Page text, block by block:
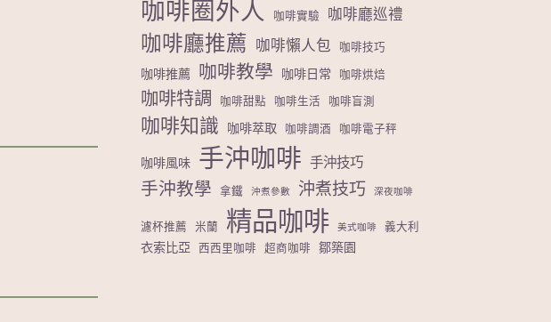
咖啡圈外人 咖啡實驗 咖啡廳巡禮
咖啡廳推薦 咖啡懶人包 咖啡技巧
咖啡推薦 咖啡教學 咖啡日常 咖啡烘焙
咖啡特調 咖啡甜點 咖啡生活 咖啡盲測
咖啡知識 咖啡萃取 咖啡調酒 咖啡電子秤
咖啡風味 手沖咖啡 手沖技巧
手沖教學 拿鐵 沖煮參數 沖煮技巧 深夜咖啡
濾杯推薦 米蘭 精品咖啡 美式咖啡 義大利
衣索比亞 西西里咖啡 超商咖啡 鄒築園